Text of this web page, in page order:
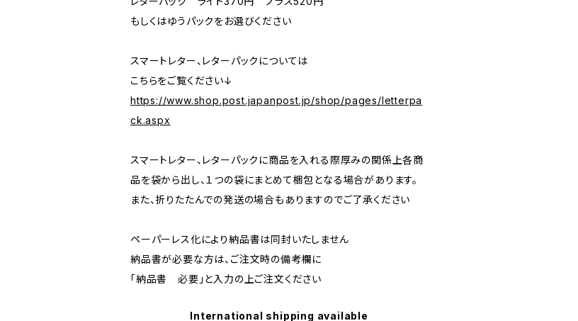
もしくはゆうパックをお選びください
スマートレター、レターパックについては
こちらをご覧ください↓
https://www.shop.post.japanpost.jp/shop/pages/letterpa
ck.aspx
スマートレター、レターパックに商品を入れる際厚みの関係上各商
品を袋から出し、１つの袋にまとめて梱包となる場合があります。
また、折りたたんでの発送の場合もありますのでご了承ください
ペーパーレス化により納品書は同封いたしません
納品書が必要な方は、ご注文時の備考欄に
「納品書 必要」と入力の上ご注文ください
International shipping available